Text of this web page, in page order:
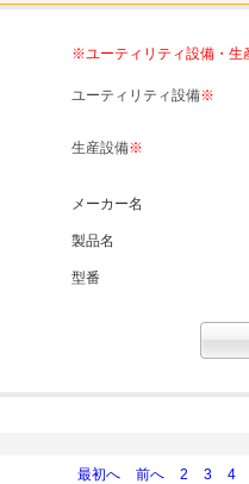
※ユーティリティ設備・生
ユーティリティ設備※
生産設備※
メーカー名
製品名
型番
最初へ
前へ 2 3 4